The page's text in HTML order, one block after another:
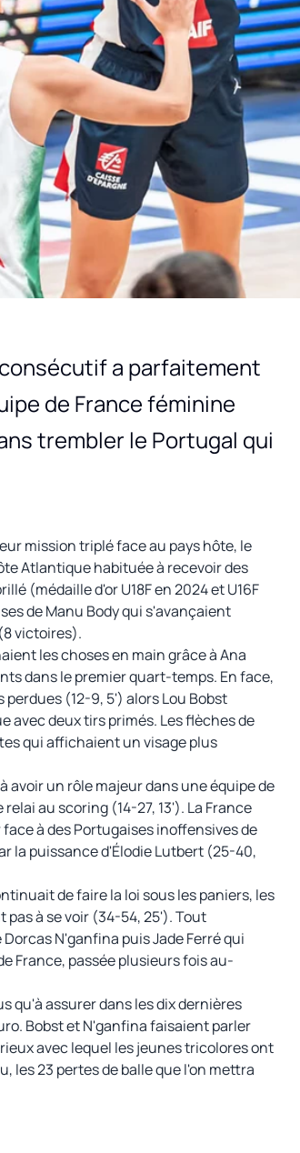
a parfaitement
de France féminine
trembler le Portugal qui
mission triplé face au pays hôte, le
Atlantique habituée à recevoir des
(médaille d'or U18F en 2024 et U16F
de Manu Body qui s'avançaient
victoires).
les choses en main grâce à Ana
dans le premier quart-temps. En face,
(12-9, 5') alors Lou Bobst
avec deux tirs primés. Les flèches de
qui affichaient un visage plus
avoir un rôle majeur dans une équipe de
au scoring (14-27, 13'). La France
à des Portugaises inoffensives de
la puissance d'Élodie Lutbert (25-40,
de faire la loi sous les paniers, les
à se voir (34-54, 25'). Tout
N'ganfina puis Jade Ferré qui
France, passée plusieurs fois au-
qu'à assurer dans les dix dernières
Bobst et N'ganfina faisaient parler
avec lequel les jeunes tricolores ont
les 23 pertes de balle que l'on mettra